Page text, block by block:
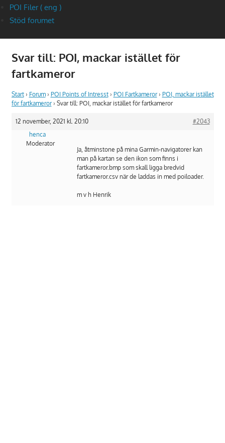
POI Filer ( eng )
Stöd forumet
Svar till: POI, mackar istället för
fartkameror
Start › Forum › POI Points of Intresst › POI Fartkameror › POI, mackar istället
för fartkameror › Svar till: POI, mackar istället för fartkameror
12 november, 2021 kl. 20:10
#2043
henca
Moderator
Ja, åtminstone på mina Garmin-navigatorer kan
man på kartan se den ikon som finns i
fartkameror.bmp som skall ligga bredvid
fartkameror.csv när de laddas in med poiloader.
m v h Henrik